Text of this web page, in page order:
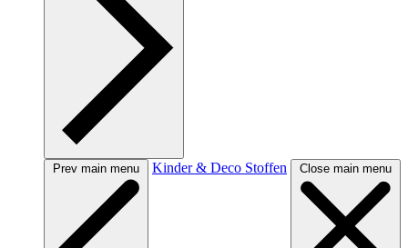
Prev main menu Kinder & Deco Stoffen Close main menu